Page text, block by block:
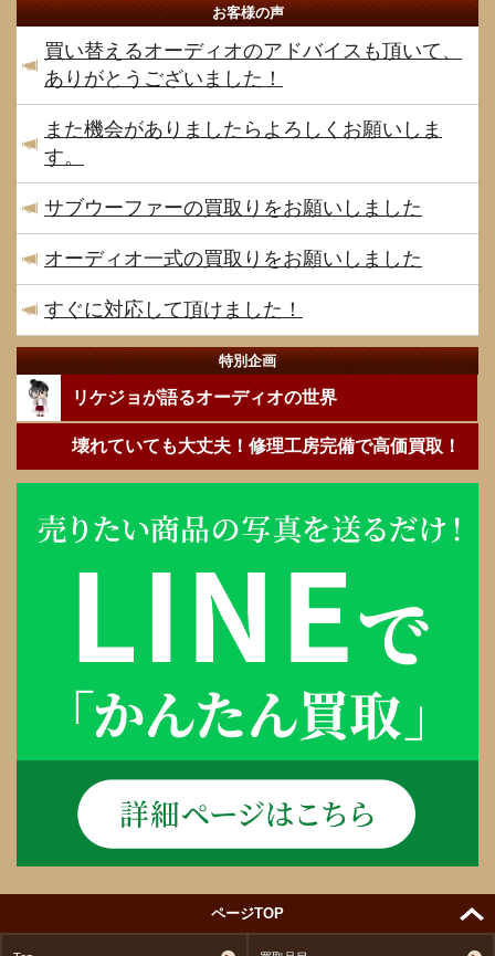
お客様の声
買い替えるオーディオのアドバイスも頂いて、
ありがとうございました！
また機会がありましたらよろしくお願いしま
す。
サブウーファーの買取りをお願いしました
オーディオ一式の買取りをお願いしました
すぐに対応して頂けました！
特別企画
リケジョが語るオーディオの世界
壊れていても大丈夫！修理工房完備で高価買取！
ページTOP